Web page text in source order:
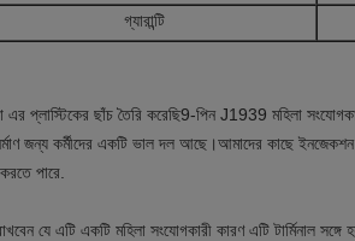
গ্যারান্টি
প্লাস্টিকের ছাঁচ তৈরি করেছি9-পিন J1939 মহিলা
জন্য কর্মীদের একটি ভাল দল আছে।আমাদের কাছে
পারে.
যে এটি একটি মহিলা সংযোগকারী কারণ এটি টার্মিনাল সঙ্গে